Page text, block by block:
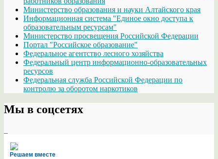
Министерство образования и науки Алтайского края
Информационная система "Единое окно доступа к
образовательным ресурсам"
Министерство просвещения Российской Федерации
Портал "Российское образование"
Федеральное агентство лесного хозяйства
Федеральный центр информационно-образовательных
ресурсов
Федеральная служба Российской Федерации по
контролю за оборотом наркотиков
Мы в соцсетях
Решаем вместе